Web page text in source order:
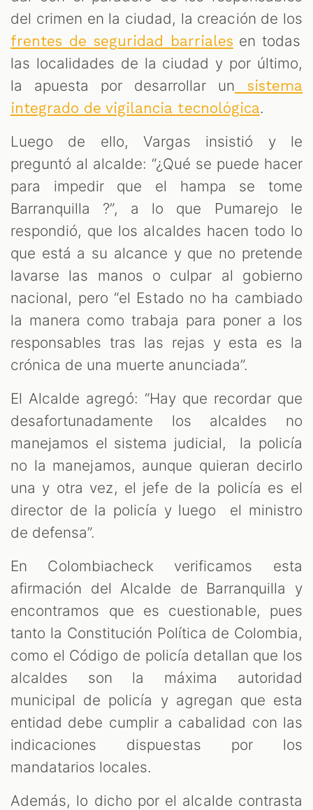
del crimen en la ciudad, la creación de los
frentes de seguridad barriales en todas
las localidades de la ciudad y por último,
la apuesta por desarrollar un sistema
integrado de vigilancia tecnológica.
Luego de ello, Vargas insistió y le
preguntó al alcalde: “¿Qué se puede hacer
para impedir que el hampa se tome
Barranquilla ?”, a lo que Pumarejo le
respondió, que los alcaldes hacen todo lo
que está a su alcance y que no pretende
lavarse las manos o culpar al gobierno
nacional, pero “el Estado no ha cambiado
la manera como trabaja para poner a los
responsables tras las rejas y esta es la
crónica de una muerte anunciada”.
El Alcalde agregó: “Hay que recordar que
desafortunadamente los alcaldes no
manejamos el sistema judicial, la policía
no la manejamos, aunque quieran decirlo
una y otra vez, el jefe de la policía es el
director de la policía y luego el ministro
de defensa”.
En Colombiacheck verificamos esta
afirmación del Alcalde de Barranquilla y
encontramos que es cuestionable, pues
tanto la Constitución Política de Colombia,
como el Código de policía detallan que los
alcaldes son la máxima autoridad
municipal de policía y agregan que esta
entidad debe cumplir a cabalidad con las
indicaciones dispuestas por los
mandatarios locales.
Además, lo dicho por el alcalde contrasta